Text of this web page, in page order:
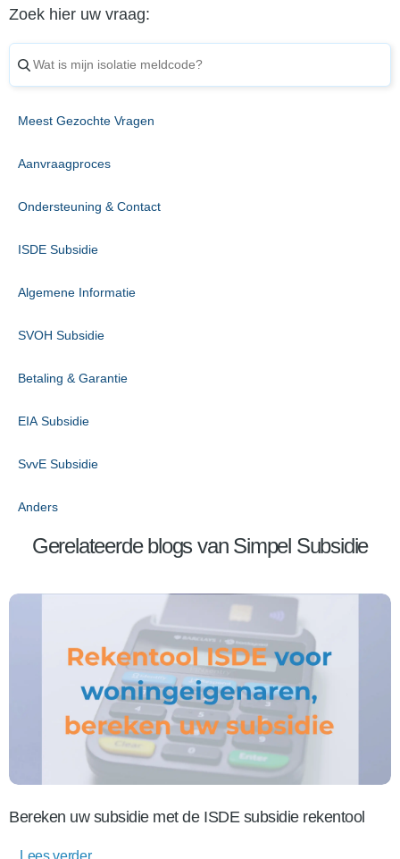
Zoek hier uw vraag:
Meest Gezochte Vragen
Aanvraagproces
Ondersteuning & Contact
ISDE Subsidie
Algemene Informatie
SVOH Subsidie
Betaling & Garantie
EIA Subsidie
SvvE Subsidie
Anders
Gerelateerde blogs van Simpel Subsidie
Bereken uw subsidie met de ISDE subsidie rekentool